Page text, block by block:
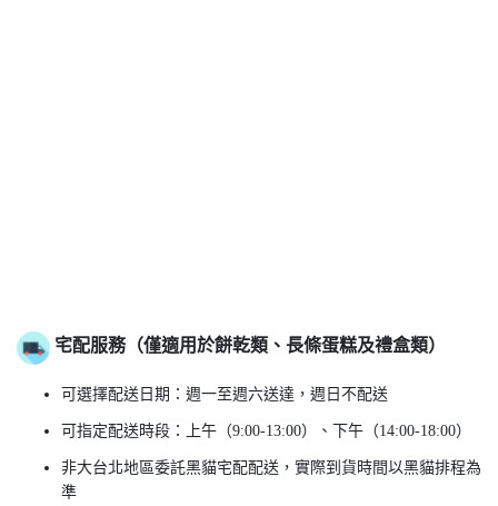
宅配服務 （僅適用於餅乾類、長條蛋糕及禮盒類）
可選擇配送日期：週一至週六送達，週日不配送
可指定配送時段：上午（9:00-13:00）、下午（14:00-18:00）
非大台北地區委託黑貓宅配配送，實際到貨時間以黑貓排程為
準